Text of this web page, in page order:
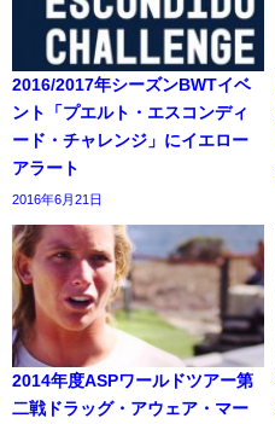
2016/2017年シーズンBWTイベ
ント「プエルト・エスコンディ
ード・チャレンジ」にイエロー
アラート
2016年6月21日
2014年度ASPワールドツアー第
二戦ドラッグ・アウェア・マー